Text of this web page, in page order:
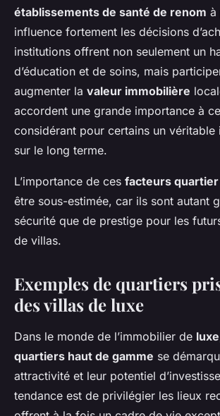
établissements de santé de renom à
influence fortement les décisions
institutions offrent non seulement un
d’éducation et de soins, mais
augmenter la valeur immobilière
accordent une grande importance à
considérant pour certains un véritable
sur le long terme.
L’importance de ces facteurs quartier
être sous-estimée, car ils sont autant
sécurité que de prestige pour les
de villas.
Exemples de quartiers
des villas de luxe
Dans le monde de l’immobilier de luxe
quartiers haut de gamme se
attractivité et leur potentiel
tendance est de privilégier les lieux